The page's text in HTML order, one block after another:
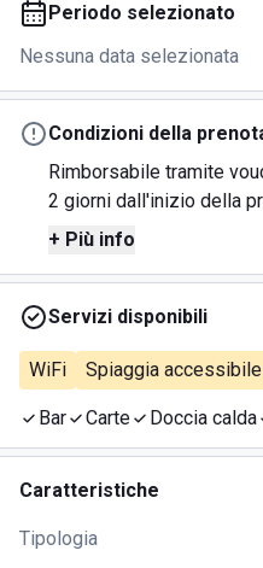
Periodo selezionato
Nessuna data selezionata
Condizioni della
Rimborsabile tramite
2 giorni dall'inizio della
+ Più info
Servizi disponibili
WiFi Spiaggia
Bar Carte Doccia calda
Caratteristiche
Tipologia